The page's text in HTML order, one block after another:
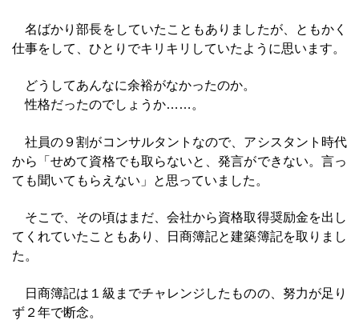
名ばかり部長をしていたこともありましたが、ともかく
仕事をして、ひとりでキリキリしていたように思います。
どうしてあんなに余裕がなかったのか。
性格だったのでしょうか……。
社員の９割がコンサルタントなので、アシスタント時代
から「せめて資格でも取らないと、発言ができない。言っ
ても聞いてもらえない」と思っていました。
そこで、その頃はまだ、会社から資格取得奨励金を出し
てくれていたこともあり、日商簿記と建築簿記を取りまし
た。
日商簿記は１級までチャレンジしたものの、努力が足り
ず２年で断念。